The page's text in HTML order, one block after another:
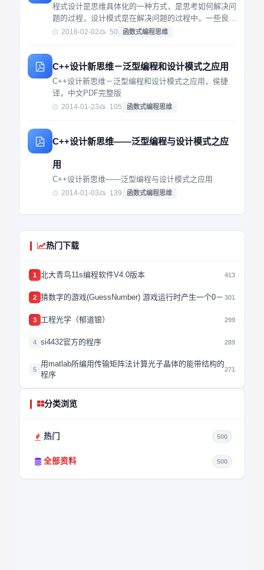
程式设计是思维具体化的一种方式，是思考如何解决问
题的过程，设计模式是在解决问题的过程中，一些良好
思路的经验集成，最早讲设计模式，人们总会提到 Gof
2016-02-02 50 函数式编程思维
C++设计新思维－泛型编程和设计模式之应用
C++设计新思维－泛型编程和设计模式之应用，侯捷
译，中文PDF完整版
2014-01-23 105 函数式编程思维
C++设计新思维——泛型编程与设计模式之应
用
C++设计新思维——泛型编程与设计模式之应用
2014-01-03 139 函数式编程思维
热门下载
1 北大青鸟11s编程软件V4.0版本 413
2 猜数字的游戏(GuessNumber) 游戏运行时产生一个0－ 301
3 工程光学（郁道银） 299
4 si4432官方的程序 289
5
用matlab所编用传输矩阵法计算光子晶体的能带结构的
程序
271
分类浏览
热门 500
全部资料 500